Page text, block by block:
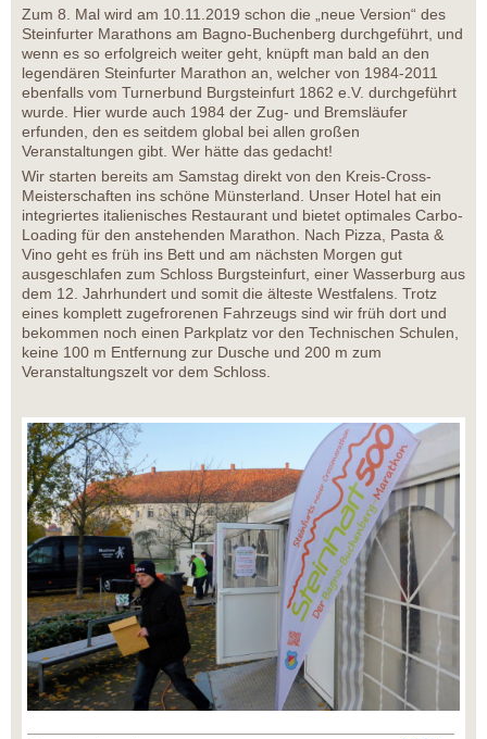
Zum 8. Mal wird am 10.11.2019 schon die „neue Version“ des
Steinfurter Marathons am Bagno-Buchenberg durchgeführt, und
wenn es so erfolgreich weiter geht, knüpft man bald an den
legendären Steinfurter Marathon an, welcher von 1984-2011
ebenfalls vom Turnerbund Burgsteinfurt 1862 e.V. durchgeführt
wurde. Hier wurde auch 1984 der Zug- und Bremsläufer
erfunden, den es seitdem global bei allen großen
Veranstaltungen gibt. Wer hätte das gedacht!
Wir starten bereits am Samstag direkt von den Kreis-Cross-
Meisterschaften ins schöne Münsterland. Unser Hotel hat ein
integriertes italienisches Restaurant und bietet optimales Carbo-
Loading für den anstehenden Marathon. Nach Pizza, Pasta &
Vino geht es früh ins Bett und am nächsten Morgen gut
ausgeschlafen zum Schloss Burgsteinfurt, einer Wasserburg aus
dem 12. Jahrhundert und somit die älteste Westfalens. Trotz
eines komplett zugefrorenen Fahrzeugs sind wir früh dort und
bekommen noch einen Parkplatz vor den Technischen Schulen,
keine 100 m Entfernung zur Dusche und 200 m zum
Veranstaltungszelt vor dem Schloss.